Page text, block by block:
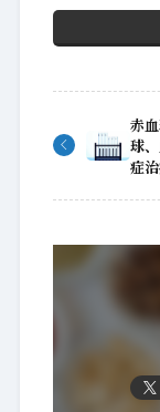
赤
球
症